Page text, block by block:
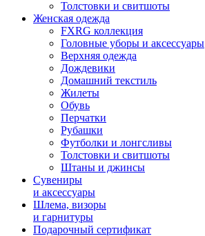
Толстовки и свитшоты
Женская одежда
FXRG коллекция
Головные уборы и аксессуары
Верхняя одежда
Дождевики
Домашний текстиль
Жилеты
Обувь
Перчатки
Рубашки
Футболки и лонгсливы
Толстовки и свитшоты
Штаны и джинсы
Сувениры
и аксессуары
Шлема, визоры
и гарнитуры
Подарочный сертификат